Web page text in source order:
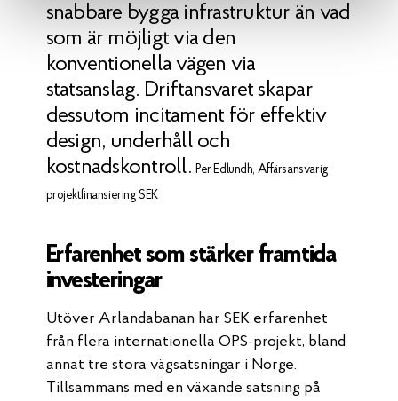
snabbare bygga infrastruktur än vad
som är möjligt via den
konventionella vägen via
statsanslag. Driftansvaret skapar
dessutom incitament för effektiv
design, underhåll och
kostnadskontroll.Per Edlundh, Affärsansvarig
projektfinansiering SEK
Erfarenhet som stärker framtida
investeringar
Utöver Arlandabanan har SEK erfarenhet
från flera internationella OPS-projekt, bland
annat tre stora vägsatsningar i Norge.
Tillsammans med en växande satsning på